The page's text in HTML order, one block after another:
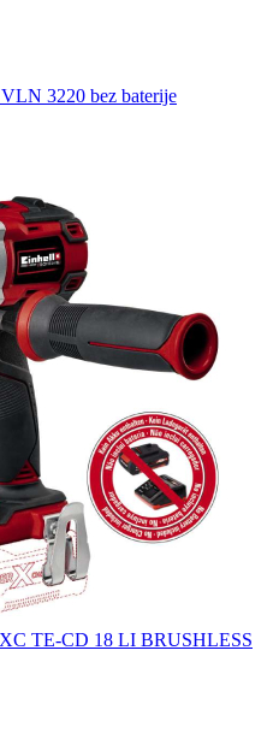
3220 bez baterije
TE-CD 18 LI BRUSHLESS